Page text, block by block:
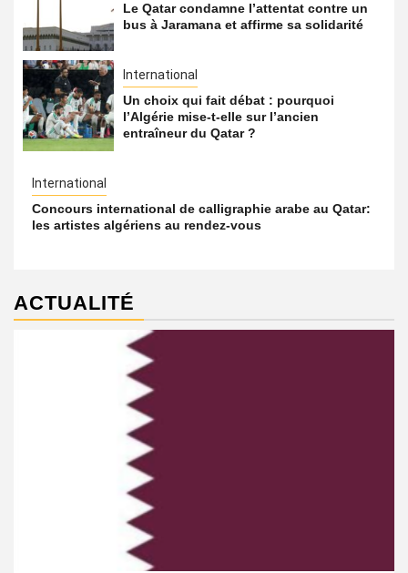
Le Qatar condamne l’attentat contre un
bus à Jaramana et affirme sa solidarité
International
Un choix qui fait débat : pourquoi
l’Algérie mise-t-elle sur l’ancien
entraîneur du Qatar ?
International
Concours international de calligraphie arabe au Qatar:
les artistes algériens au rendez-vous
ACTUALITÉ